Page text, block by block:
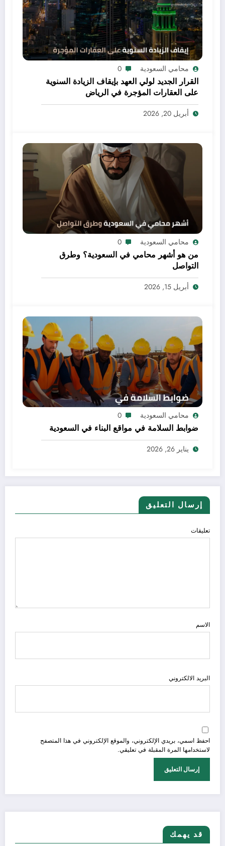
محامي السعودية 0
القرار الجديد لولي العهد بإيقاف الزيادة السنوية
على العقارات المؤجرة في الرياض
أبريل 20, 2026
محامي السعودية 0
من هو أشهر محامي في السعودية؟ وطرق
التواصل
أبريل 15, 2026
محامي السعودية 0
ضوابط السلامة في مواقع البناء في السعودية
يناير 26, 2026
إرسال التعليق
تعليقات
الاسم
البريد الالكتروني
احفظ اسمي، بريدي الإلكتروني، والموقع الإلكتروني في هذا المتصفح
لاستخدامها المرة المقبلة في تعليقي.
قد يهمك